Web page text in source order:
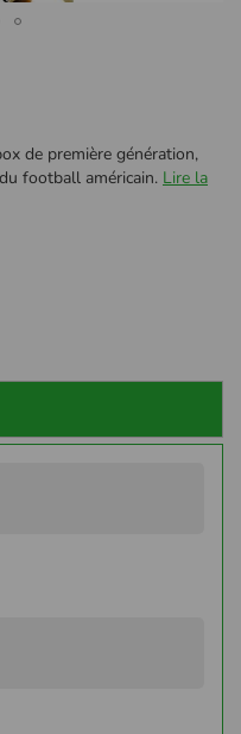
de première génération,
football américain. Lire la